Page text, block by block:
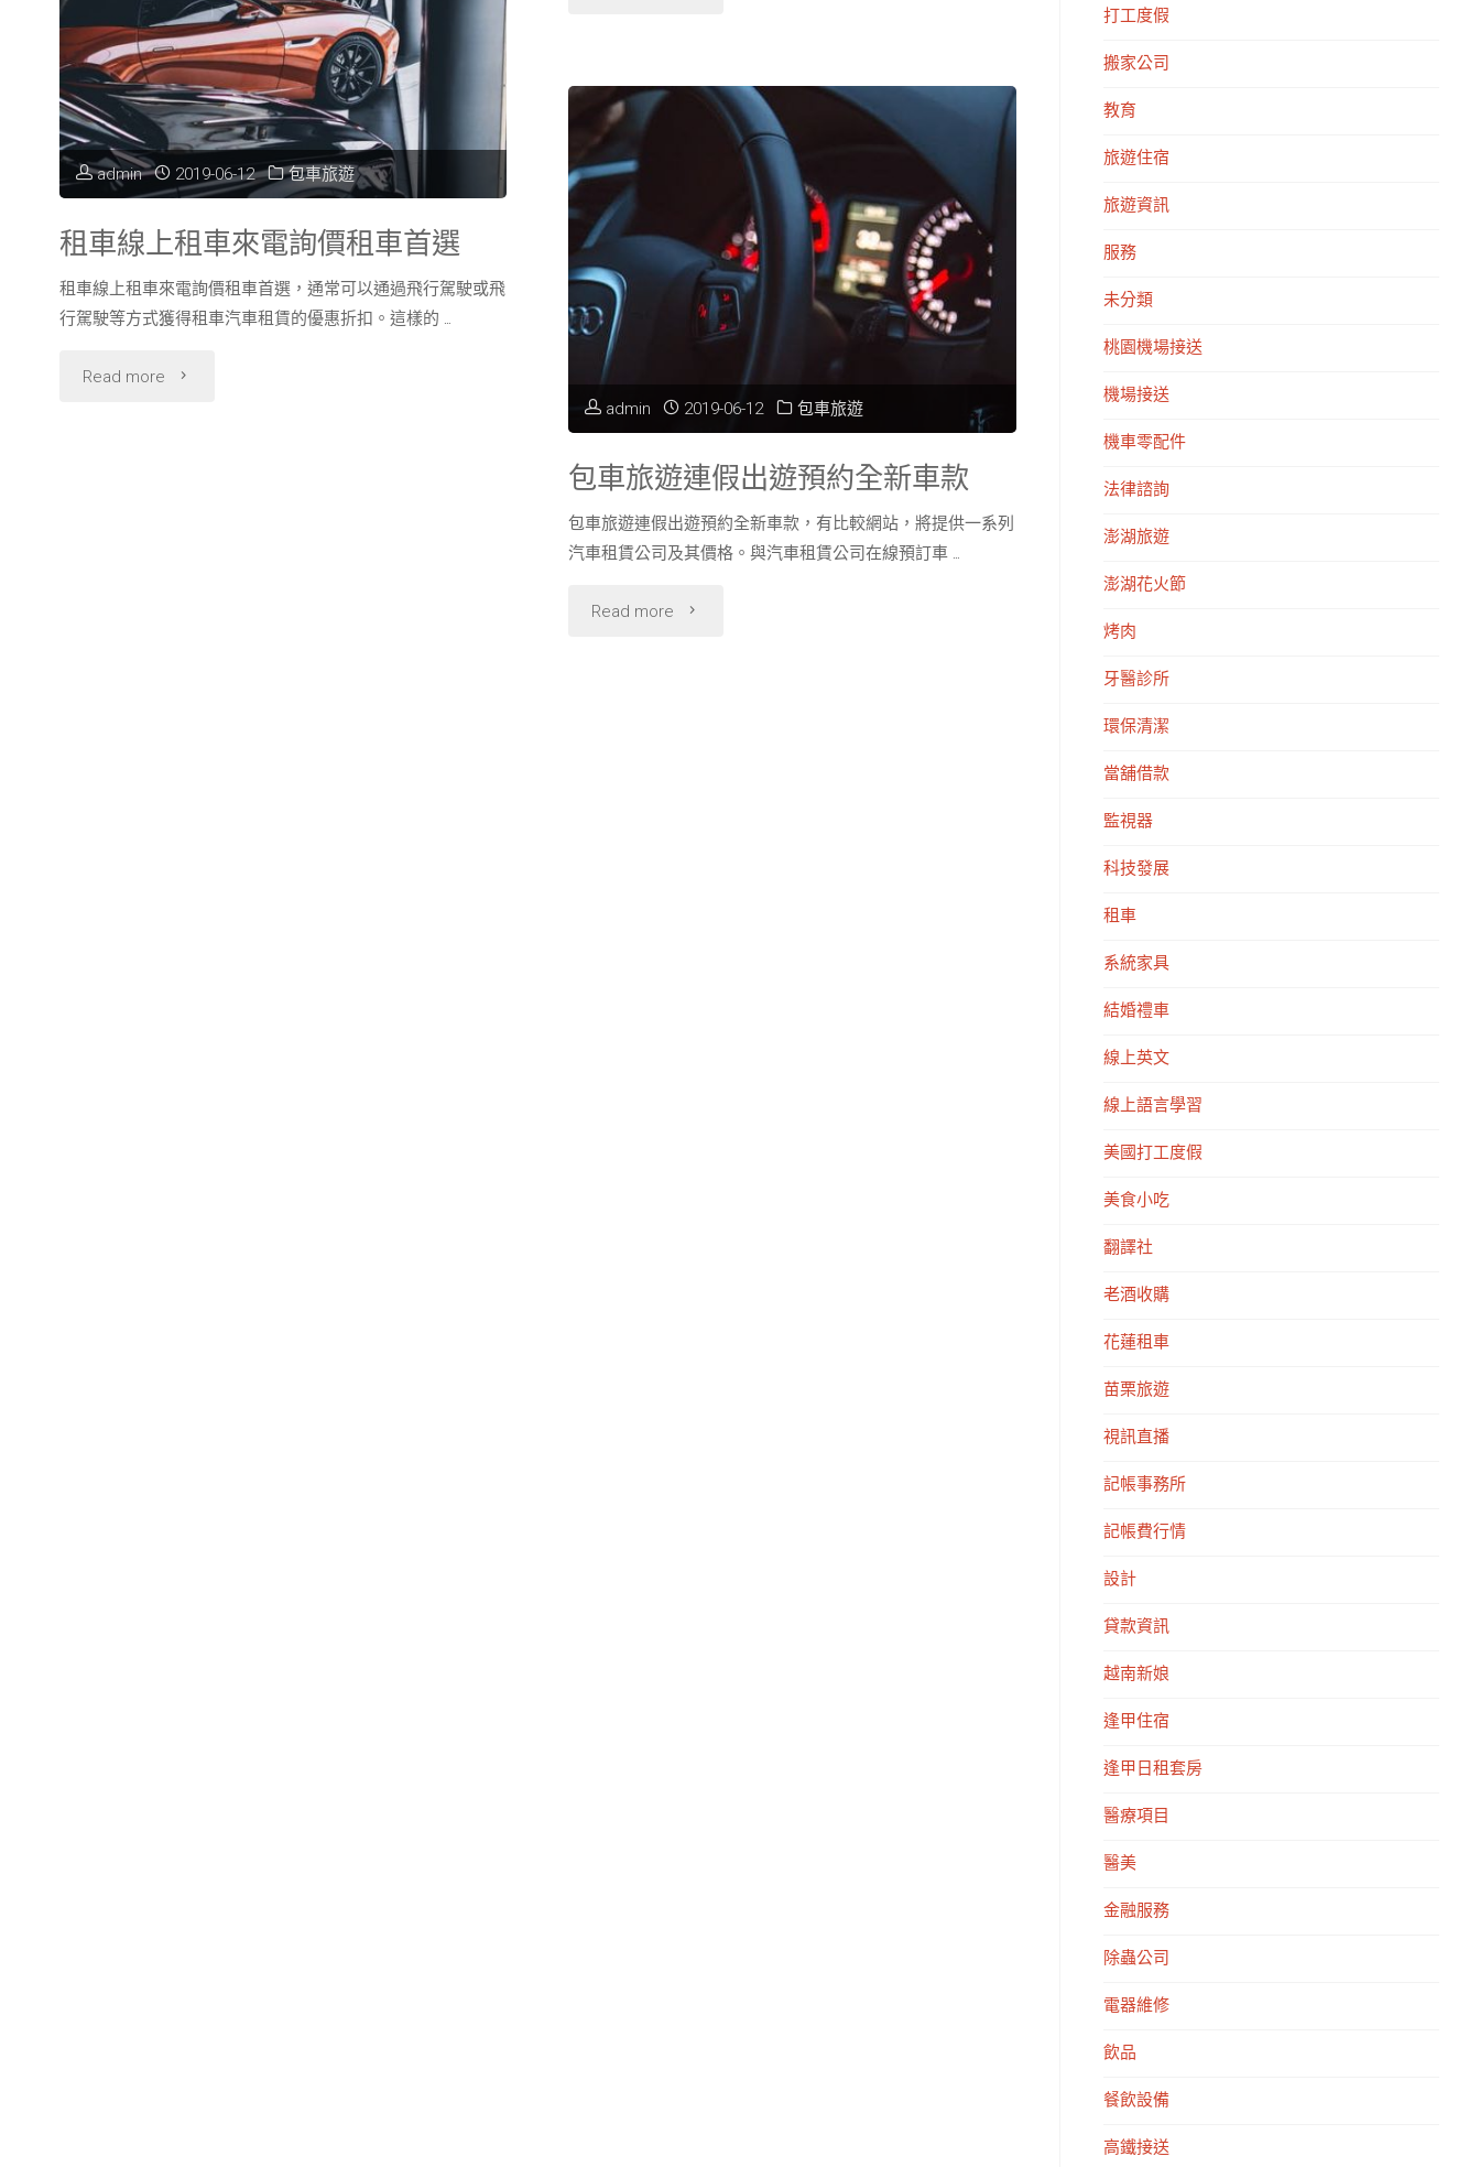
險
問
題！"
5
折!!
多
款
藍
寶
堅
尼、
包
包
遊
旅
遊
admin 2019-06-12 包車旅遊
租車線上租車來電詢價租車首選
租車線上租車來電詢價租車首選，通常可以通過飛行駕駛或飛
行駕駛等方式獲得租車汽車租賃的優惠折扣。這樣的 …
Read more "租
admin 2019-06-12 包車旅遊
包車旅遊連假出遊預約全新車款
包車旅遊連假出遊預約全新車款，有比較網站，將提供一系列
汽車租賃公司及其價格。與汽車租賃公司在線預訂車 …
Read more "包
打工度假
搬家公司
教育
旅遊住宿
旅遊資訊
服務
未分類
桃園機場接送
機場接送
機車零配件
法律諮詢
澎湖旅遊
澎湖花火節
烤肉
牙醫診所
環保清潔
當舖借款
監視器
科技發展
租車
系統家具
結婚禮車
線上英文
線上語言學習
美國打工度假
美食小吃
翻譯社
老酒收購
花蓮租車
苗栗旅遊
視訊直播
記帳事務所
記帳費行情
設計
貸款資訊
越南新娘
逢甲住宿
逢甲日租套房
醫療項目
醫美
金融服務
除蟲公司
電器維修
飲品
餐飲設備
高鐵接送